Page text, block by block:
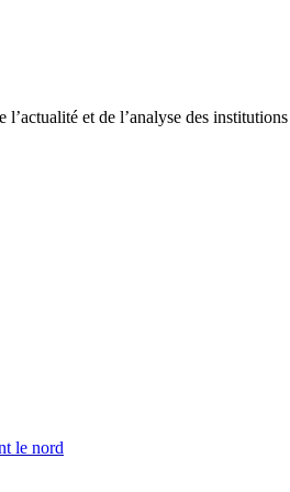
et de l’analyse des
le nord